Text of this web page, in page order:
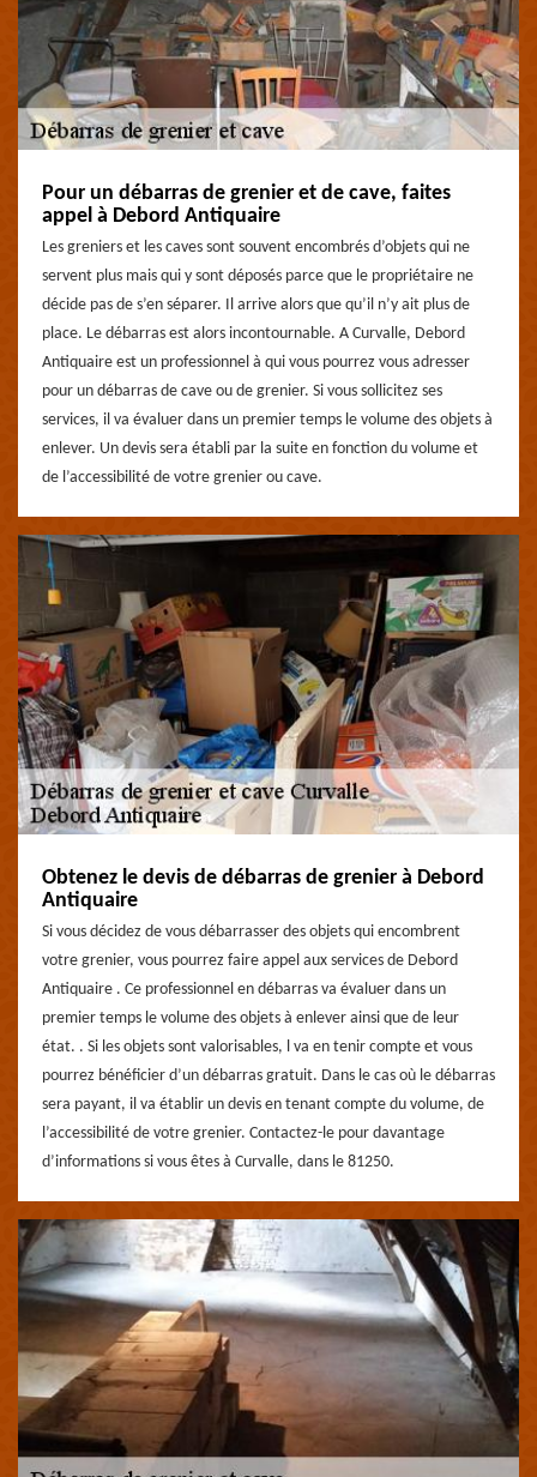
Pour un débarras de grenier et de cave, faites
appel à Debord Antiquaire
Les greniers et les caves sont souvent encombrés d’objets qui ne
servent plus mais qui y sont déposés parce que le propriétaire ne
décide pas de s’en séparer. Il arrive alors que qu’il n’y ait plus de
place. Le débarras est alors incontournable. A Curvalle, Debord
Antiquaire est un professionnel à qui vous pourrez vous adresser
pour un débarras de cave ou de grenier. Si vous sollicitez ses
services, il va évaluer dans un premier temps le volume des objets à
enlever. Un devis sera établi par la suite en fonction du volume et
de l’accessibilité de votre grenier ou cave.
Obtenez le devis de débarras de grenier à Debord
Antiquaire
Si vous décidez de vous débarrasser des objets qui encombrent
votre grenier, vous pourrez faire appel aux services de Debord
Antiquaire . Ce professionnel en débarras va évaluer dans un
premier temps le volume des objets à enlever ainsi que de leur
état. . Si les objets sont valorisables, l va en tenir compte et vous
pourrez bénéficier d’un débarras gratuit. Dans le cas où le débarras
sera payant, il va établir un devis en tenant compte du volume, de
l’accessibilité de votre grenier. Contactez-le pour davantage
d’informations si vous êtes à Curvalle, dans le 81250.